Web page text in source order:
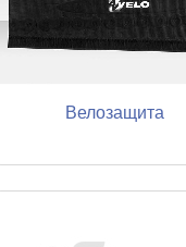
Велозащита